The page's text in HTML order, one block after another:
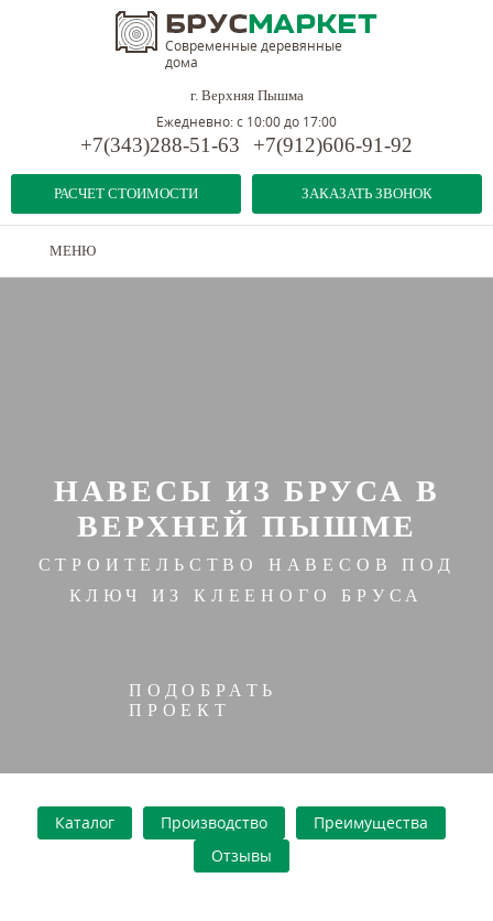
Современные деревянные
дома
г. Верхняя Пышма
РАСЧЕТ СТОИМОСТИ
Ежедневно: с 10:00 до 17:00
+7(343)288-51-63 +7(912)606-91-92
ЗАКАЗАТЬ ЗВОНОК
МЕНЮ
НАВЕСЫ ИЗ БРУСА В
ВЕРХНЕЙ ПЫШМЕ
СТРОИТЕЛЬСТВО НАВЕСОВ ПОД
КЛЮЧ ИЗ КЛЕЕНОГО БРУСА
ПОДОБРАТЬ
ПРОЕКТ
Каталог Производство
Преимущества
Отзывы